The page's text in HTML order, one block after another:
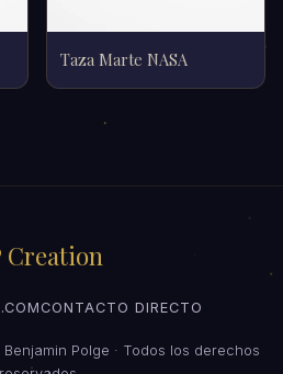
Taza Marte NASA
Creation
CONTACTO DIRECTO
Polge · Todos los derechos